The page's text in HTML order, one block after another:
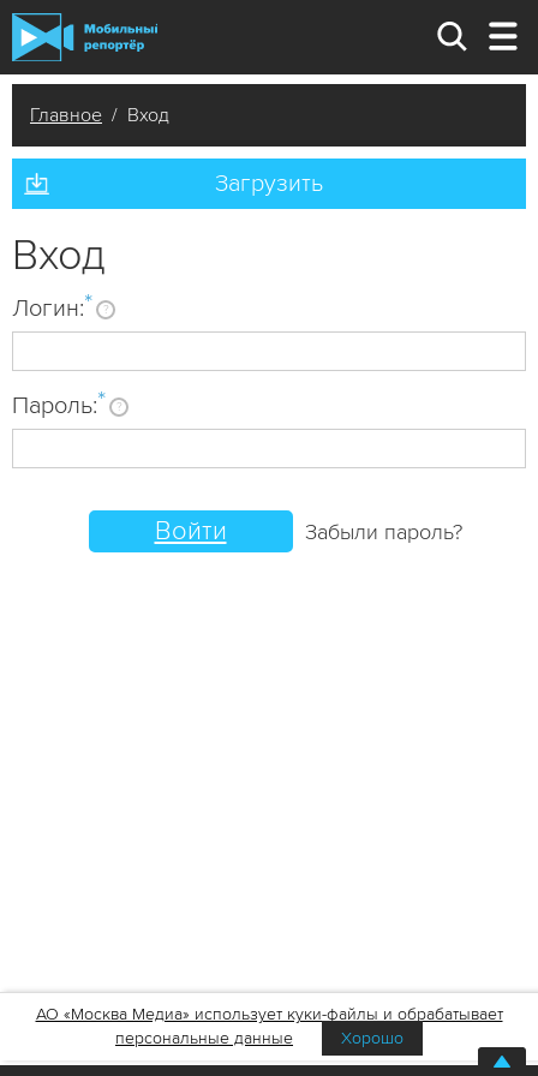
Главное / Вход
Загрузить
Вход
Логин:* ?
Пароль:* ?
Забыли пароль?
АО «Москва Медиа» использует куки-файлы и обрабатывает
персональные данные
Хорошо